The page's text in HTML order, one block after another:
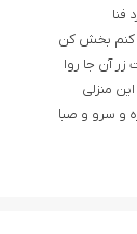
فنا
کنم بخش کن
آن جا روا
منزلی
و سرو و صبا